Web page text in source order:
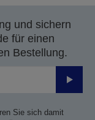
und sichern
für einen
Bestellung.
Sie sich damit